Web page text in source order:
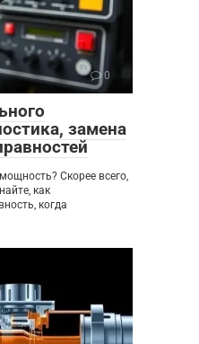
0
замена
Скорее всего,
как
когда